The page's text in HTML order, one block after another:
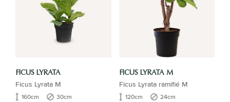
FICUS LYRATA
Ficus Lyrata M
160cm 30cm
FICUS LYRATA M
Ficus Lyrata ramifié M
120cm 24cm